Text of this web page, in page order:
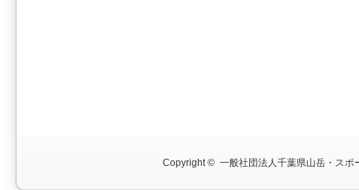
Copyright © 一般社団法人千葉県山岳・スポ